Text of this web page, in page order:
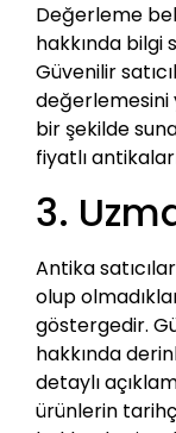
Değerleme
hakkında bilgi
Güvenilir
bir şekilde
fiyatlı
3.
Antika
olup
göstergedir.
hakkında
detaylı
ürünlerin